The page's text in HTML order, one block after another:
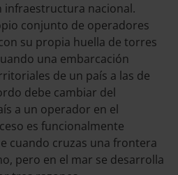
infraestructura nacional.
conjunto de operadores
su propia huella de torres
una embarcación
de un país a las de
debe cambiar del
a un operador en el
es funcionalmente
cuando cruzas una frontera
pero en el mar se desarrolla